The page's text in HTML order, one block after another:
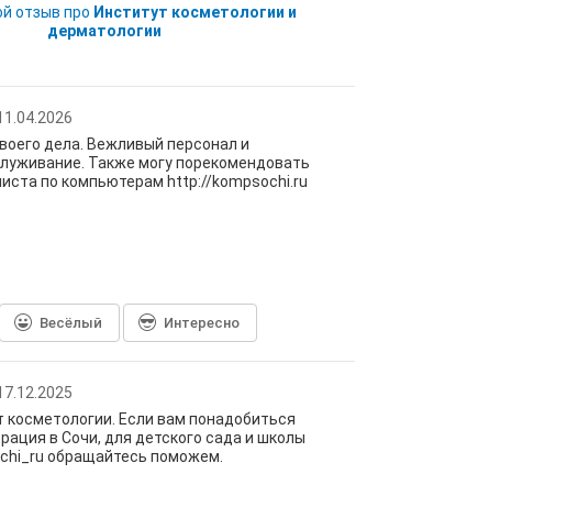
отзыв про Институт косметологии и
дерматологии
дела. Вежливый персонал и
Также могу порекомендовать
по компьютерам http://kompsochi.ru
Весёлый Интересно
Если вам понадобиться
в Сочи, для детского сада и школы
обращайтесь поможем.